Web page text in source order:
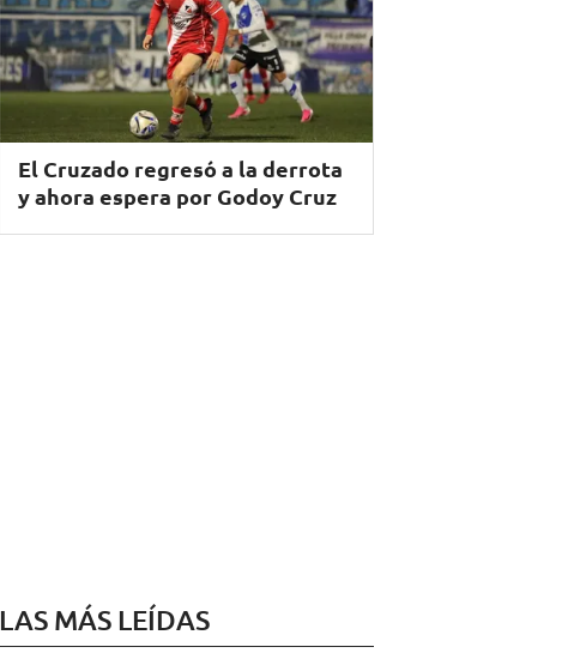
El Cruzado regresó a la derrota
y ahora espera por Godoy Cruz
LAS MÁS LEÍDAS